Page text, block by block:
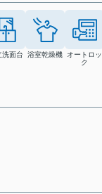
洗面台 浴室乾燥機
オートロッ
ク